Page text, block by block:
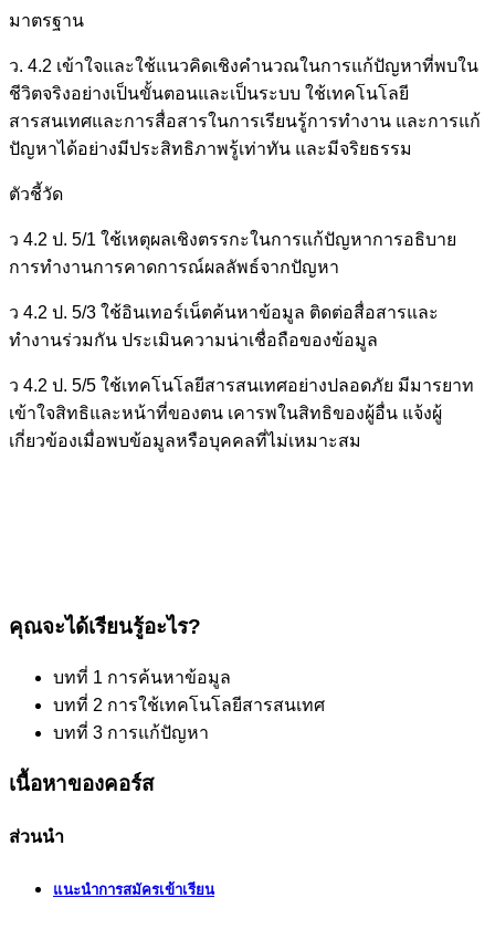
มาตรฐาน
ว. 4.2 เข้าใจและใช้แนวคิดเชิงคํานวณในการแก้ปัญหาที่พบใน
ชีวิตจริงอย่างเป็นขั้นตอนและเป็นระบบ ใช้เทคโนโลยี
สารสนเทศและการสื่อสารในการเรียนรู้การทำงาน และการแก้
ปัญหาได้อย่างมีประสิทธิภาพรู้เท่าทัน และมีจริยธรรม
ตัวชี้วัด
ว 4.2 ป. 5/1 ใช้เหตุผลเชิงตรรกะในการแก้ปัญหาการอธิบาย
การทำงานการคาดการณ์ผลลัพธ์จากปัญหา
ว 4.2 ป. 5/3 ใช้อินเทอร์เน็ตค้นหาข้อมูล ติดต่อสื่อสารและ
ทำงานร่วมกัน ประเมินความน่าเชื่อถือของข้อมูล
ว 4.2 ป. 5/5 ใช้เทคโนโลยีสารสนเทศอย่างปลอดภัย มีมารยาท
เข้าใจสิทธิและหน้าที่ของตน เคารพในสิทธิของผู้อื่น แจ้งผู้
เกี่ยวข้องเมื่อพบข้อมูลหรือบุคคลที่ไม่เหมาะสม
คุณจะได้เรียนรู้อะไร?
บทที่ 1 การค้นหาข้อมูล
บทที่ 2 การใช้เทคโนโลยีสารสนเทศ
บทที่ 3 การแก้ปัญหา
เนื้อหาของคอร์ส
ส่วนนำ
แนะนำการสมัครเข้าเรียน